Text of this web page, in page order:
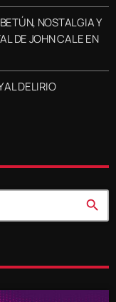
NOSTALGIA Y
DE JOHN CALE EN
AL DELIRIO
search